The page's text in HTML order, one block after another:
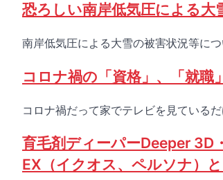
恐ろしい南岸低気圧による大
南岸低気圧による大雪の被害状況等に
コロナ禍の「資格」、「就
コロナ禍だって家でテレビを見ている
育毛剤ディーパーDeeper 3D
EX（イクオス、ペルソナ）